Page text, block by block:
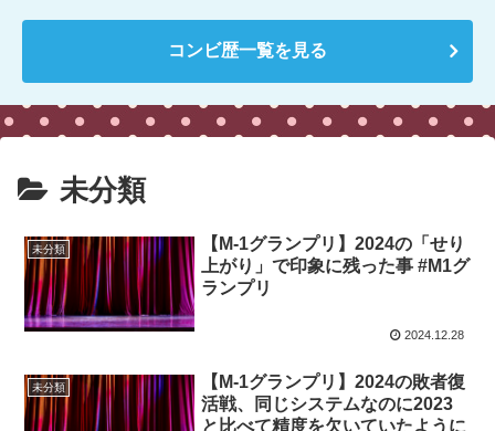
コンビ歴一覧を見る
未分類
未分類
【M-1グランプリ】2024の「せり
上がり」で印象に残った事 #M1グ
ランプリ
2024.12.28
未分類
【M-1グランプリ】2024の敗者復
活戦、同じシステムなのに2023
と比べて精度を欠いていたように